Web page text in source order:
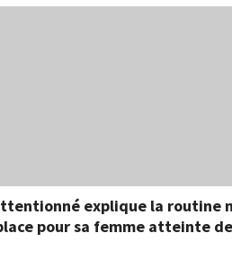
explique la routine
pour sa femme atteinte